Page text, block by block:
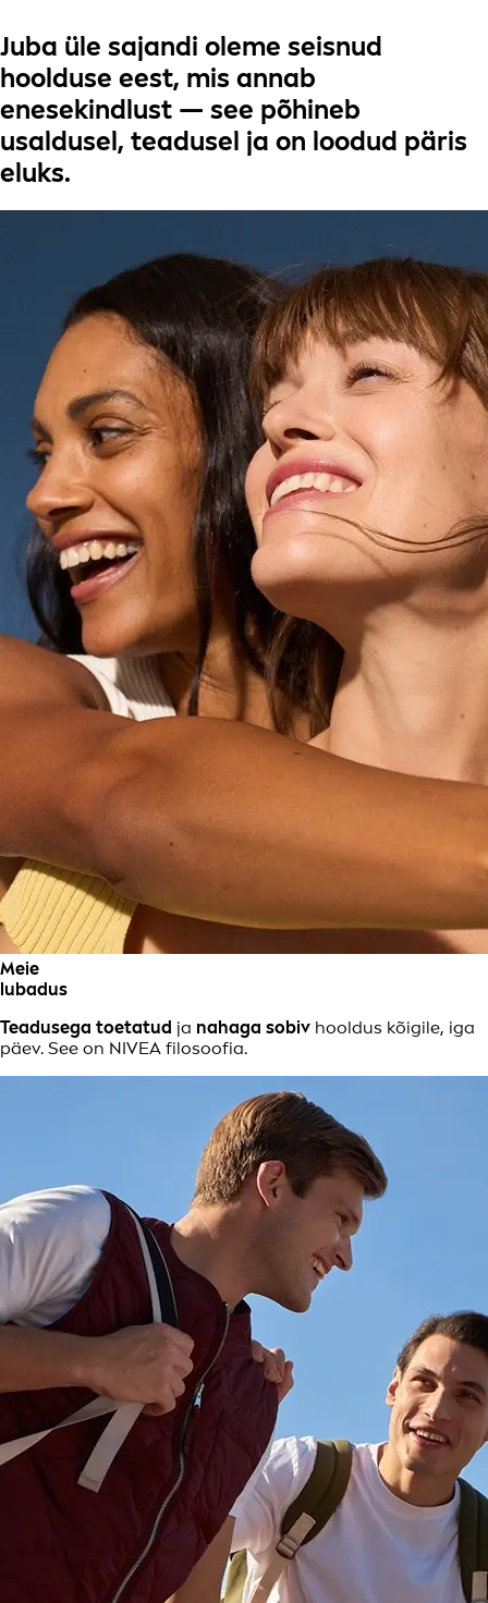
Juba üle sajandi oleme seisnud
hoolduse eest, mis annab
enesekindlust — see põhineb
usaldusel, teadusel ja on loodud päris
eluks.
Meie
lubadus
Teadusega toetatud ja nahaga sobiv hooldus kõigile, iga
päev. See on NIVEA filosoofia.